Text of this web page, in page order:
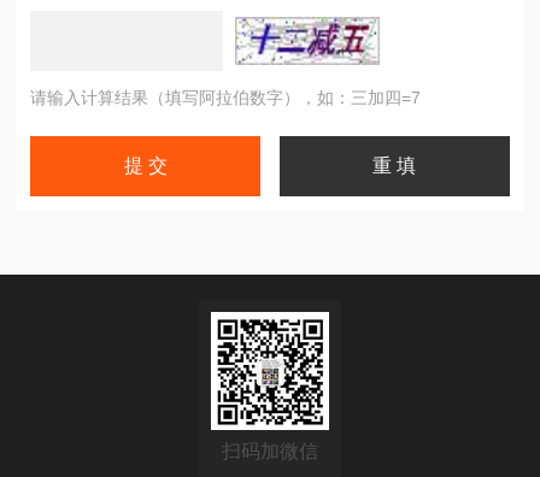
请输入计算结果（填写阿拉伯数字），如：三加四=7
扫码加微信